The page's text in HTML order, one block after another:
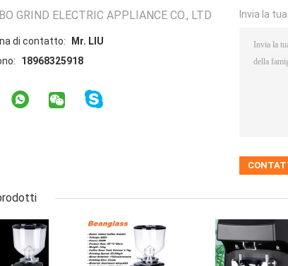
GRIND ELECTRIC APPLIANCE CO., LTD
di contatto:
Mr. LIU
18968325918
Invia la